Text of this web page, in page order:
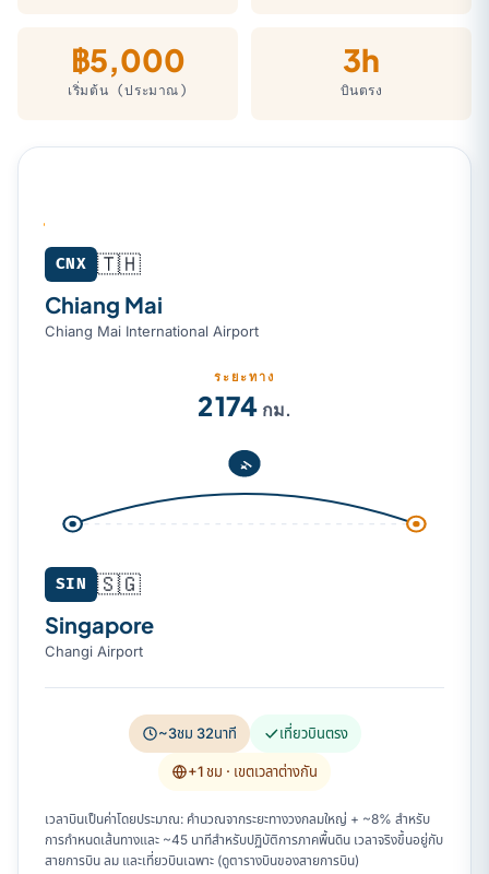
฿5,000
เริ่มต้น (ประมาณ)
3h
บินตรง
Chiang Mai (CNX) → Singapore (SIN)
CNX 🇹🇭
Chiang Mai
Chiang Mai International Airport
ระยะทาง
2 174 กม.
SIN 🇸🇬
Singapore
Changi Airport
~3ชม 32นาที เที่ยวบินตรง
+1 ชม · เขตเวลาต่างกัน
เวลาบินเป็นค่าโดยประมาณ: คำนวณจากระยะทางวงกลมใหญ่ + ~8% สำหรับ
การกำหนดเส้นทางและ ~45 นาทีสำหรับปฏิบัติการภาคพื้นดิน เวลาจริงขึ้นอยู่กับ
สายการบิน ลม และเที่ยวบินเฉพาะ (ดูตารางบินของสายการบิน)